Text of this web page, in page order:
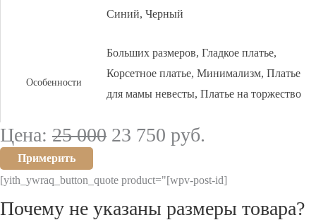
Синий, Черный
Особенности
Больших размеров, Гладкое платье,
Корсетное платье, Минимализм, Платье
для мамы невесты, Платье на торжество
Цена: 25 000 23 750 руб.
Примерить
[yith_ywraq_button_quote product="[wpv-post-id]
Почему не указаны размеры товара?